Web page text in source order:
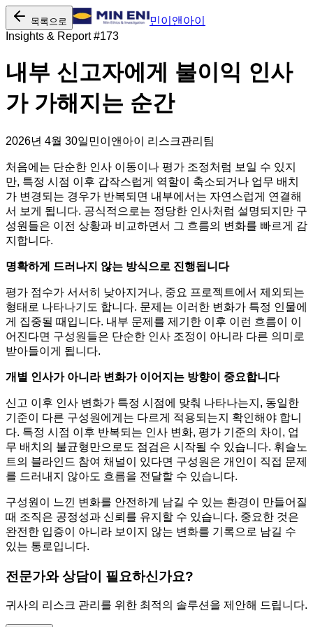
목록으로
민이앤아이
Insights & Report #173
내부 신고자에게 불이익 인사
가 가해지는 순간
2026년 4월 30일민이앤아이 리스크관리팀
처음에는 단순한 인사 이동이나 평가 조정처럼 보일 수 있지
만, 특정 시점 이후 갑작스럽게 역할이 축소되거나 업무 배치
가 변경되는 경우가 반복되면 내부에서는 자연스럽게 연결해
서 보게 됩니다. 공식적으로는 정당한 인사처럼 설명되지만 구
성원들은 이전 상황과 비교하면서 그 흐름의 변화를 빠르게 감
지합니다.
명확하게 드러나지 않는 방식으로 진행됩니다
평가 점수가 서서히 낮아지거나, 중요 프로젝트에서 제외되는
형태로 나타나기도 합니다. 문제는 이러한 변화가 특정 인물에
게 집중될 때입니다. 내부 문제를 제기한 이후 이런 흐름이 이
어진다면 구성원들은 단순한 인사 조정이 아니라 다른 의미로
받아들이게 됩니다.
개별 인사가 아니라 변화가 이어지는 방향이 중요합니다
신고 이후 인사 변화가 특정 시점에 맞춰 나타나는지, 동일한
기준이 다른 구성원에게는 다르게 적용되는지 확인해야 합니
다. 특정 시점 이후 반복되는 인사 변화, 평가 기준의 차이, 업
무 배치의 불균형만으로도 점검은 시작될 수 있습니다. 휘슬노
트의 블라인드 참여 채널이 있다면 구성원은 개인이 직접 문제
를 드러내지 않아도 흐름을 전달할 수 있습니다.
구성원이 느낀 변화를 안전하게 남길 수 있는 환경이 만들어질
때 조직은 공정성과 신뢰를 유지할 수 있습니다. 중요한 것은
완전한 입증이 아니라 보이지 않는 변화를 기록으로 남길 수
있는 통로입니다.
전문가와 상담이 필요하신가요?
귀사의 리스크 관리를 위한 최적의 솔루션을 제안해 드립니다.